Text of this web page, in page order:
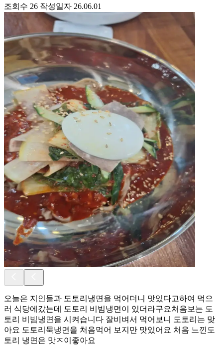
조회수 26 작성일자 26.06.01
오늘은 지인들과 도토리냉면을 먹어더니 맛있다고하여 먹으
러 식당에갔는데 도토리 비빔냉면이 있더라구요처음보는 도
토리 비빔냉면을 시켜습니다 잘비벼서 먹어보니 도토리는 맞
아요 도토리묵냉면을 처음먹어 보지만 맛있어요 처음 느낀도
토리 냉면은 맛ㅈ이좋아요